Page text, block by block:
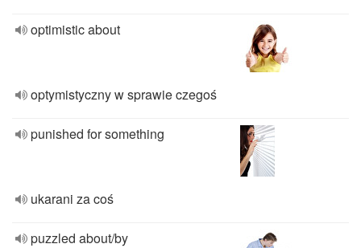
optimistic about
optymistyczny w sprawie czegoś
punished for something
ukarani za coś
puzzled about/by